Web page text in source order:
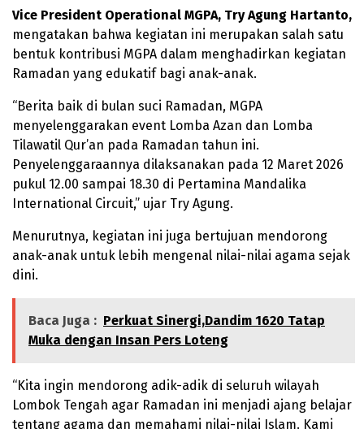
Vice President Operational MGPA, Try Agung Hartanto,
mengatakan bahwa kegiatan ini merupakan salah satu
bentuk kontribusi MGPA dalam menghadirkan kegiatan
Ramadan yang edukatif bagi anak-anak.
“Berita baik di bulan suci Ramadan, MGPA
menyelenggarakan event Lomba Azan dan Lomba
Tilawatil Qur’an pada Ramadan tahun ini.
Penyelenggaraannya dilaksanakan pada 12 Maret 2026
pukul 12.00 sampai 18.30 di Pertamina Mandalika
International Circuit,” ujar Try Agung.
Menurutnya, kegiatan ini juga bertujuan mendorong
anak-anak untuk lebih mengenal nilai-nilai agama sejak
dini.
Baca Juga : Perkuat Sinergi,Dandim 1620 Tatap
Muka dengan Insan Pers Loteng
“Kita ingin mendorong adik-adik di seluruh wilayah
Lombok Tengah agar Ramadan ini menjadi ajang belajar
tentang agama dan memahami nilai-nilai Islam. Kami